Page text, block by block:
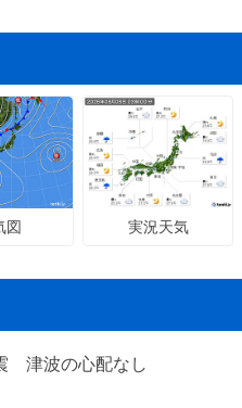
図 実況天気
津波の心配なし